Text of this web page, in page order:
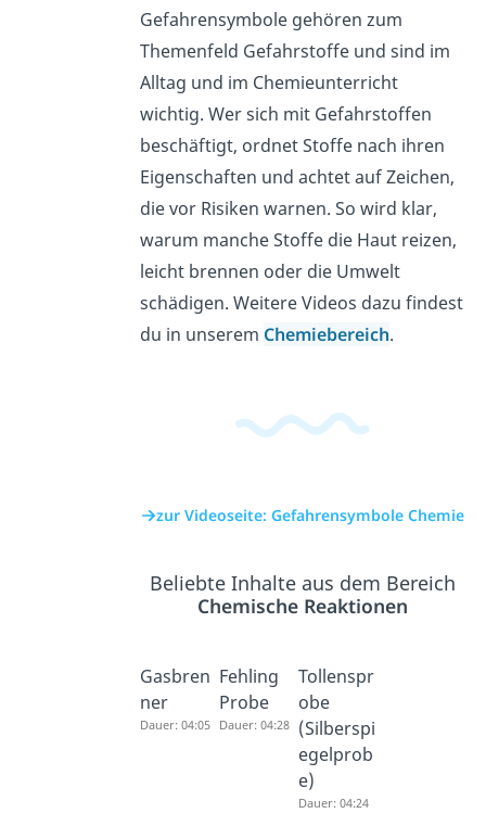
Gefahrensymbole gehören zum
Themenfeld Gefahrstoffe und sind im
Alltag und im Chemieunterricht
wichtig. Wer sich mit Gefahrstoffen
beschäftigt, ordnet Stoffe nach ihren
Eigenschaften und achtet auf Zeichen,
die vor Risiken warnen. So wird klar,
warum manche Stoffe die Haut reizen,
leicht brennen oder die Umwelt
schädigen. Weitere Videos dazu findest
du in unserem Chemiebereich.
zur Videoseite: Gefahrensymbole Chemie
Beliebte Inhalte aus dem Bereich
Chemische Reaktionen
Gasbren
ner
Dauer: 04:05
Fehling
Probe
Dauer: 04:28
Tollenspr
obe
(Silberspi
egelprob
e)
Dauer: 04:24